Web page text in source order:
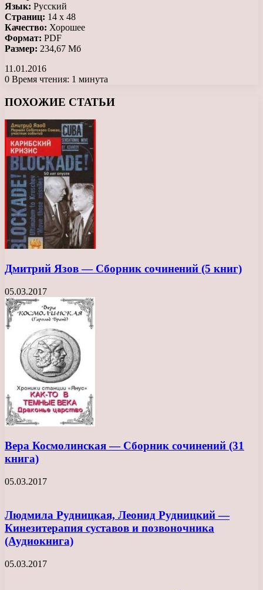
Язык: Русский
Страниц: 14 х 48
Качество: Хорошее
Формат: PDF
Размер: 234,67 Мб
11.01.2016
0 Время чтения: 1 минута
ПОХОЖИЕ СТАТЬИ
Дмитрий Язов — Сборник сочинений (5 книг)
05.03.2017
Вера Космолинская — Сборник сочинений (31
книга)
05.03.2017
Людмила Рудницкая, Леонид Рудницкий —
Кинезитерапия суставов и позвоночника
(Аудиокнига)
05.03.2017